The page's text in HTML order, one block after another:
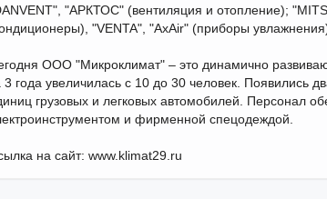
"АРКТОС" (вентиляция и отопление);
"VENTA", "AxAir" (приборы увлажнения)
ООО "Микроклимат" – это динамично
3 года увеличилась с 10 до 30 человек. Появились
грузовых и легковых автомобилей. Персонал
и фирменной спецодеждой.
на сайт: www.klimat29.ru